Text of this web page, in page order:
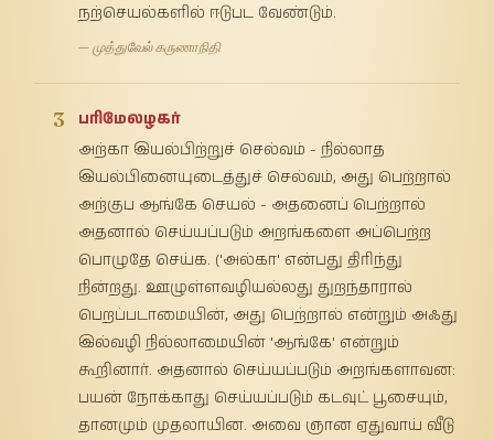
நற்செயல்களில் ஈடுபட வேண்டும்.
— முத்துவேல் கருணாநிதி
3
பரிமேலழகர்
அற்கா இயல்பிற்றுச் செல்வம் - நில்லாத
இயல்பினையுடைத்துச் செல்வம், அது பெற்றால்
அற்குப ஆங்கே செயல் - அதனைப் பெற்றால்
அதனால் செய்யப்படும் அறங்களை அப்பெற்ற
பொழுதே செய்க. ('அல்கா' என்பது திரிந்து
நின்றது. ஊழுள்ளவழியல்லது துறந்தாரால்
பெறப்படாமையின், அது பெற்றால் என்றும் அஃது
இல்வழி நில்லாமையின் 'ஆங்கே' என்றும்
கூறினார். அதனால் செய்யப்படும் அறங்களாவன:
பயன் நோக்காது செய்யப்படும் கடவுட் பூசையும்,
தானமும் முதலாயின. அவை ஞான ஏதுவாய் வீடு